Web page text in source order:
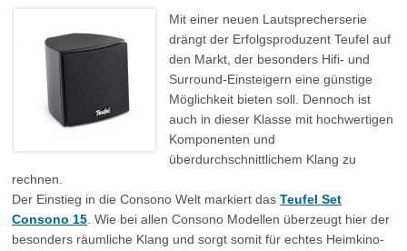
Mit einer neuen Lautsprecherserie
drängt der Erfolgsproduzent Teufel auf
den Markt, der besonders Hifi- und
Surround-Einsteigern eine günstige
Möglichkeit bieten soll. Dennoch ist
auch in dieser Klasse mit hochwertigen
Komponenten und
überdurchschnittlichem Klang zu
rechnen.
Der Einstieg in die Consono Welt markiert dasTeufel Set
Consono 15 . Wie bei allen Consono Modellen überzeugt hier der
besonders räumliche Klang und sorgt somit für echtes Heimkino-